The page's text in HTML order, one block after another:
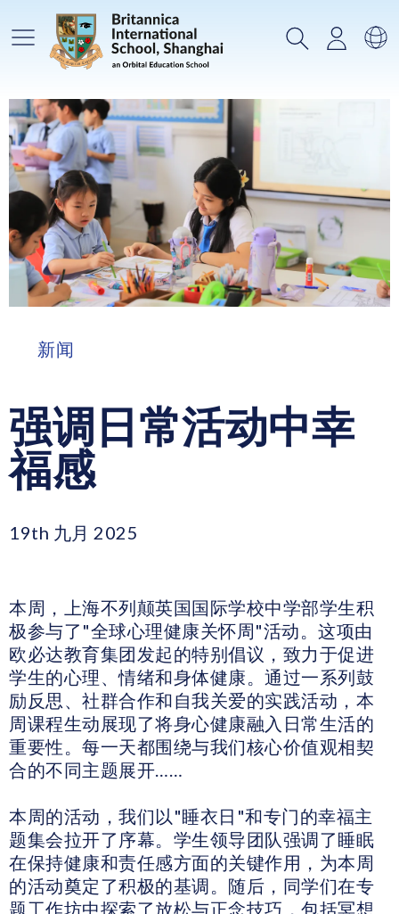
主菜单 搜索登录选
新闻
强调日常活动中幸
福感
19th 九月 2025
本周，上海不列颠英国国际学校中学部学生积
极参与了"全球心理健康关怀周"活动。这项由
欧必达教育集团发起的特别倡议，致力于促进
学生的心理、情绪和身体健康。通过一系列鼓
励反思、社群合作和自我关爱的实践活动，本
周课程生动展现了将身心健康融入日常生活的
重要性。每一天都围绕与我们核心价值观相契
合的不同主题展开……
本周的活动，我们以"睡衣日"和专门的幸福主
题集会拉开了序幕。学生领导团队强调了睡眠
在保持健康和责任感方面的关键作用，为本周
的活动奠定了积极的基调。随后，同学们在专
题工作坊中探索了放松与正念技巧，包括冥想